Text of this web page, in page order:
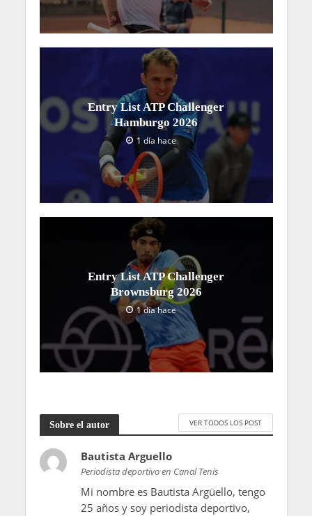
Entry List ATP Challenger
Hamburgo 2026
1 día hace
Entry List ATP Challenger
Brownsburg 2026
1 día hace
Sobre el autor VER TODOS LOS POST
Bautista Arguello
Periodista deportivo en Canal Tenis
Mi nombre es Bautista Argüello, tengo
25 años y soy periodista deportivo,